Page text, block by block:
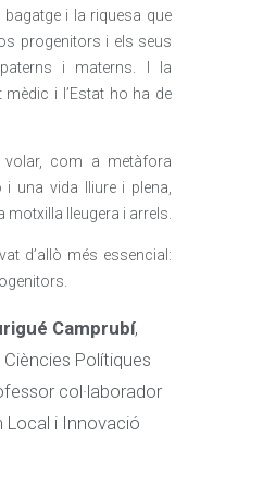
bagatge i la riquesa que
progenitors i els seus
i materns. I la
mèdic i l’Estat ho ha de
com a metàfora
i una vida lliure i plena,
motxilla lleugera i arrels.
d’allò més essencial:
Camprubí,
Polítiques
col·laborador
Local i Innovació